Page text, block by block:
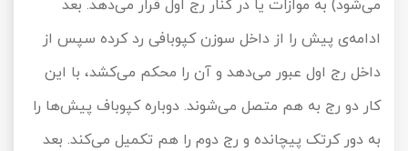
می‌شود) به موازات یا در کنار رج اول قرار می‌دهد. بعد
ادامه‌ی پیش را از داخل سوزن کپوبافی رد کرده سپس از
داخل رج اول عبور می‌دهد و آن را محکم می‌کشد، با این
کار دو رج به هم متصل می‌شوند. دوباره کپوباف پیش‌ها را
به دور کرتک پیچانده و رج دوم را هم تکمیل می‌کند. بعد